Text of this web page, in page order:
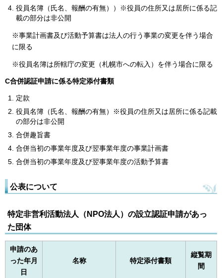
役員名簿（氏名、報酬の有無））※役員の住所又は居所に係る記
載の部分は非公開
※事業計画書及び活動予算書は法人の行う事業の変更を伴う場合
に限る
※役員名簿は所轄庁の変更（札幌市への転入）を伴う場合に限る
C合併認証申請に係る特定添付書類
定款
役員名簿（氏名、報酬の有無）※役員の住所又は居所に係る記載
の部分は非公開
合併趣旨書
合併当初の事業年度及び翌事業年度の事業計画書
合併当初の事業年度及び翌事業年度の活動予算書
公表について
特定非営利活動法人（NPO法人）の設立認証申請があっ
た団体
申請のあ
った年月
日
名称 特定添付書類
縦覧期
間